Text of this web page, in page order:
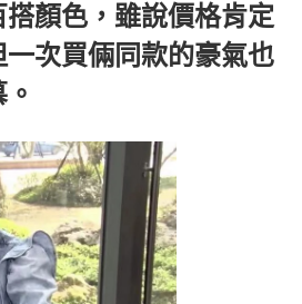
顏色，雖說價格肯定
次買倆同款的豪氣也